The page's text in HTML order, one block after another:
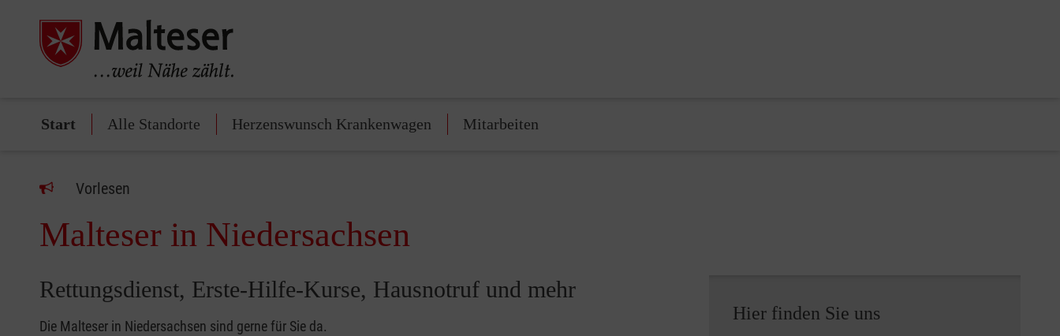
Start Alle Standorte Herzenswunsch Krankenwagen Mitarbeiten
Vorlesen
Malteser in Niedersachsen
Rettungsdienst, Erste-Hilfe-Kurse, Hausnotruf und mehr
Die Malteser in Niedersachsen sind gerne für Sie da.
Hier finden Sie uns